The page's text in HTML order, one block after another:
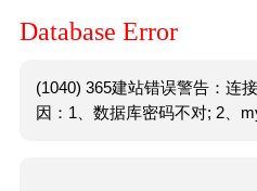
Database Error
(1040) 365建站错误警告：连
因：1、数据库密码不对; 2、